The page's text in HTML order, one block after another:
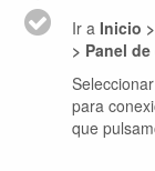
Ir a Inicio
> Panel
para
que